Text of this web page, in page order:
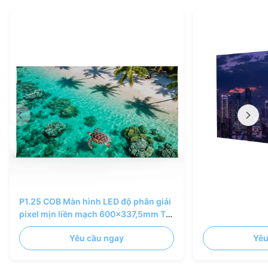
P1.25 COB Màn hình LED độ phân giải
pixel mịn liền mạch 600x337,5mm Tủ
AL đúc khuôn
Yêu cầu ngay